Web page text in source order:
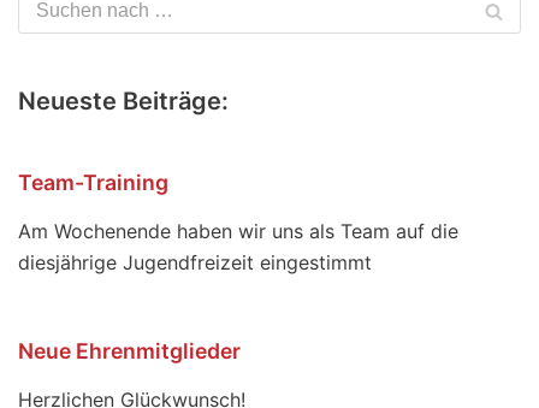
Neueste Beiträge:
Team-Training
Am Wochenende haben wir uns als Team auf die
diesjährige Jugendfreizeit eingestimmt
Neue Ehrenmitglieder
Herzlichen Glückwunsch!